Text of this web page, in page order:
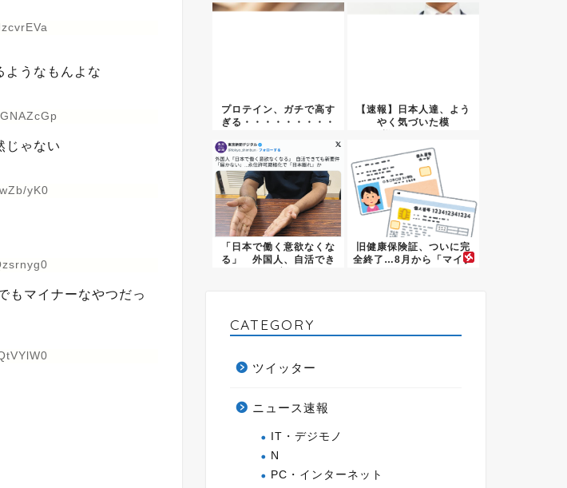
ようなもんよな
じゃない
yK0
もマイナーなやつだっ
プロテイン、ガチで高す
ぎる・・・・・・・・・
【速報】日本人達、よう
やく気づいた模
「日本で働く意欲なくな
る」 外国人、自活でき
旧健康保険証、ついに完
全終了…8月から「マイナ
CATEGORY
ツイッター
ニュース速報
IT・デジモノ
N
PC・インターネット